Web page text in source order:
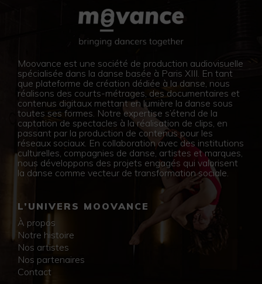
Moovance est une société de production audiovisuelle
spécialisée dans la danse basée à Paris XIII. En tant
que plateforme de création dédiée à la danse, nous
réalisons des courts-métrages, des documentaires et
contenus digitaux mettant en lumière la danse sous
toutes ses formes. Notre expertise s’étend de la
captation de spectacles à la réalisation de clips, en
passant par la production de contenus pour les
réseaux sociaux. En collaboration avec des institutions
culturelles, compagnies de danse, artistes et marques,
nous développons des projets engagés qui valorisent
la danse comme vecteur de transformation sociale.
L’UNIVERS MOOVANCE
À propos
Notre histoire
Nos artistes
Nos partenaires
Contact